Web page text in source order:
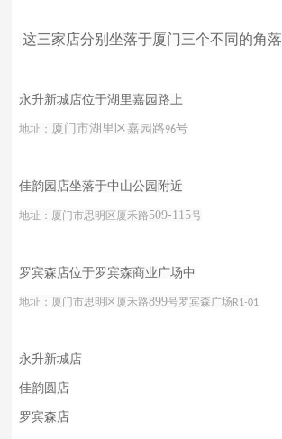
这三家店分别坐落于厦门三个不同的角落
永升新城店位于湖里嘉园路上
地址： 厦门市湖里区嘉园路96号
佳韵园店坐落于中山公园附近
地址：厦门市思明区厦禾路509-115号
罗宾森店位于罗宾森商业广场中
地址：厦门市思明区厦禾路899号罗宾森广场 R1-01
永升新城店
佳韵圆店
罗宾森店